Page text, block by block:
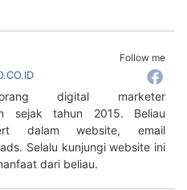
Follow me
digital marketer
sejak tahun 2015. Beliau
dalam website, email
Selalu kunjungi website ini
dari beliau.